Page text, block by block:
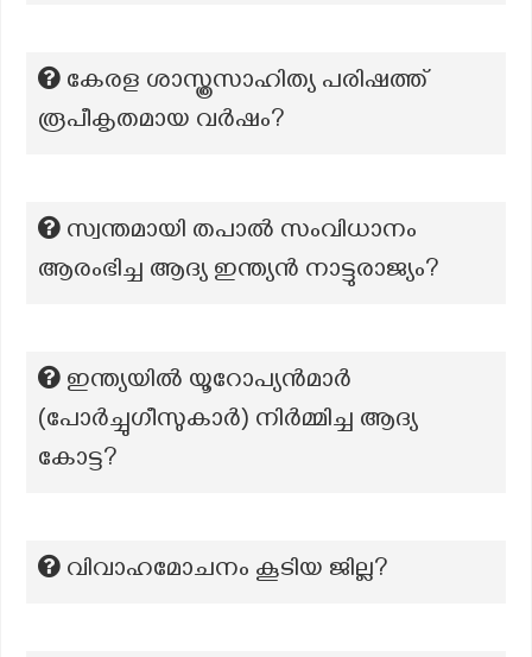
കേരള ശാസ്ത്രസാഹിത്യ പരിഷത്ത്
രൂപീകൃതമായ വർഷം?
സ്വന്തമായി തപാൽ സംവിധാനം
ആരംഭിച്ച ആദ്യ ഇന്ത്യൻ നാട്ടുരാജ്യം?
ഇന്ത്യയിൽ യൂറോപ്യൻമാർ
(പോർച്ചുഗീസുകാർ) നിർമ്മിച്ച ആദ്യ
കോട്ട?
വിവാഹമോചനം കൂടിയ ജില്ല?